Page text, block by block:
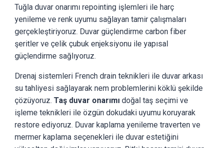
Tuğla duvar onarımı repointing işlemleri ile harç
yenileme ve renk uyumu sağlayan tamir çalışmaları
gerçekleştiriyoruz. Duvar güçlendirme carbon fiber
şeritler ve çelik çubuk enjeksiyonu ile yapısal
güçlendirme sağlıyoruz.
Drenaj sistemleri French drain teknikleri ile duvar arkası
su tahliyesi sağlayarak nem problemlerini köklü şekilde
çözüyoruz. Taş duvar onarımı doğal taş seçimi ve
işleme teknikleri ile özgün dokudaki uyumu koruyarak
restore ediyoruz. Duvar kaplama yenileme traverten ve
mermer kaplama seçenekleri ile duvar estetiğini